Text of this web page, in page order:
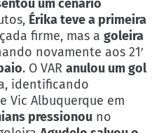
um cenário
Érika teve a primeira
firme, mas a goleira
novamente aos 21′
. O VAR anulou um gol
identificando
Vic Albuquerque em
pressionou no